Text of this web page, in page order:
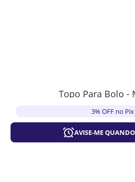
Topo Para Bolo -
3% OFF no Pix
AVISE-ME